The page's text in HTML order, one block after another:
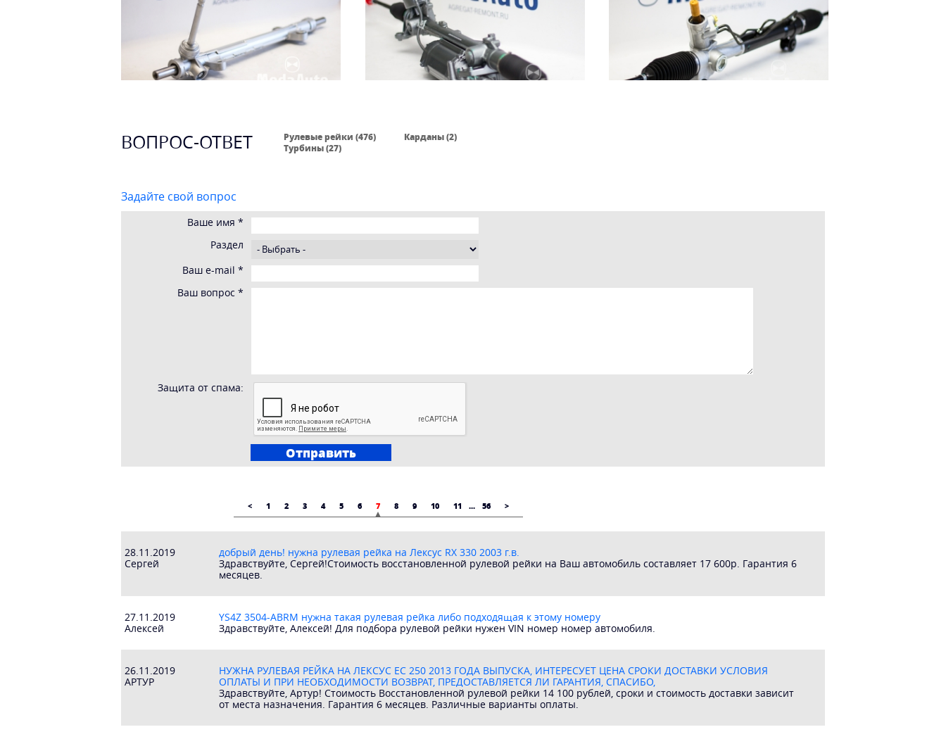
ВОПРОС-ОТВЕТ
Рулевые рейки (476)
Турбины (27)
Карданы (2)
Задайте свой вопрос
Ваше имя *
Раздел
Ваш e-mail *
Ваш вопрос *
Защита от спама:
< 1 2 3 4 5 6 7 8 9 10 11 ... 56 >
28.11.2019
Сергей
добрый день! нужна рулевая рейка на Лексус RX 330 2003 г.в.
Здравствуйте, Сергей!Стоимость восстановленной рулевой рейки на Ваш автомобиль составляет 17 600р. Гарантия 6
месяцев.
27.11.2019
Алексей
YS4Z 3504-ABRM нужна такая рулевая рейка либо подходящая к этому номеру
Здравствуйте, Алексей! Для подбора рулевой рейки нужен VIN номер номер автомобиля.
26.11.2019
АРТУР
НУЖНА РУЛЕВАЯ РЕЙКА НА ЛЕКСУС ЕС 250 2013 ГОДА ВЫПУСКА, ИНТЕРЕСУЕТ ЦЕНА СРОКИ ДОСТАВКИ УСЛОВИЯ
ОПЛАТЫ И ПРИ НЕОБХОДИМОСТИ ВОЗВРАТ, ПРЕДОСТАВЛЯЕТСЯ ЛИ ГАРАНТИЯ, СПАСИБО,
Здравствуйте, Артур! Стоимость Восстановленной рулевой рейки 14 100 рублей, сроки и стоимость доставки зависит
от места назначения. Гарантия 6 месяцев. Различные варианты оплаты.